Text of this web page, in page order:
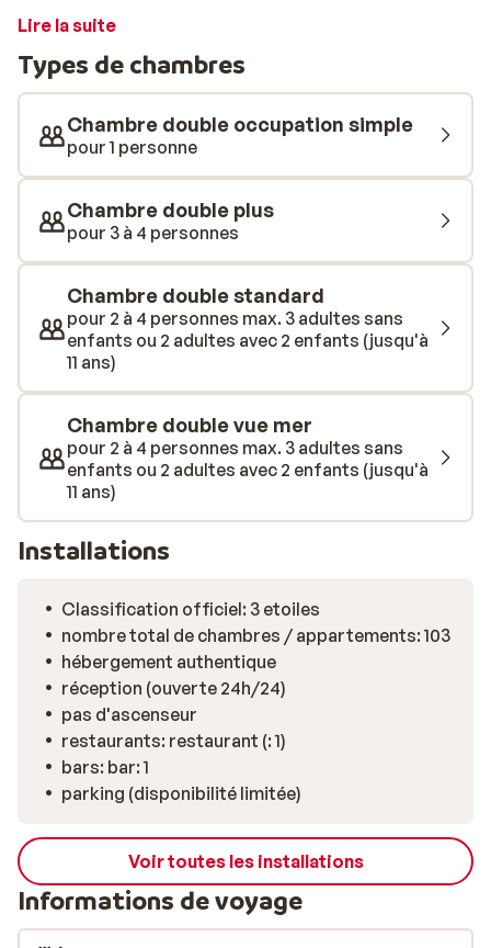
joliment meublés et il y a une belle piscine pour une
vous êtes au bon endroit, car vous pouvez y aller à pied.
À votre retour, prenez un verre ensemble au bar, santé!
Ne manquez pas de faire le tour de l'île et de découvrir
toutes les beautés que Fuenteventura a à offrir.
Lire la suite
Types de chambres
Chambre double occupation simple
pour 1 personne
Chambre double plus
pour 3 à 4 personnes
Chambre double standard
pour 2 à 4 personnes max. 3 adultes sans
enfants ou 2 adultes avec 2 enfants (jusqu'à
11 ans)
Chambre double vue mer
pour 2 à 4 personnes max. 3 adultes sans
enfants ou 2 adultes avec 2 enfants (jusqu'à
11 ans)
Installations
Classification officiel: 3 etoiles
nombre total de chambres / appartements: 103
hébergement authentique
réception (ouverte 24h/24)
pas d'ascenseur
restaurants: restaurant (: 1)
bars: bar: 1
parking (disponibilité limitée)
Voir toutes les installations
Informations de voyage